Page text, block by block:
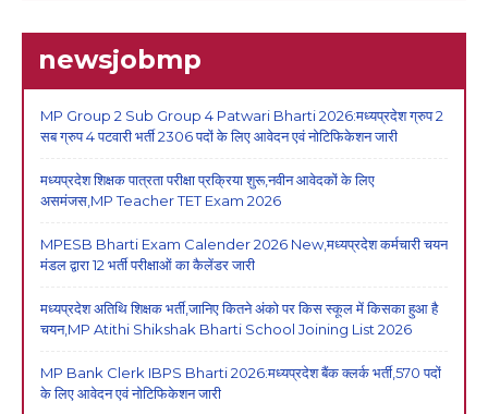
newsjobmp
MP Group 2 Sub Group 4 Patwari Bharti 2026:मध्यप्रदेश ग्रुप 2
सब ग्रुप 4 पटवारी भर्ती 2306 पदों के लिए आवेदन एवं नोटिफिकेशन जारी
मध्यप्रदेश शिक्षक पात्रता परीक्षा प्रक्रिया शुरू,नवीन आवेदकों के लिए
असमंजस,MP Teacher TET Exam 2026
MPESB Bharti Exam Calender 2026 New,मध्यप्रदेश कर्मचारी चयन
मंडल द्वारा 12 भर्ती परीक्षाओं का कैलेंडर जारी
मध्यप्रदेश अतिथि शिक्षक भर्ती,जानिए कितने अंको पर किस स्कूल में किसका हुआ है
चयन,MP Atithi Shikshak Bharti School Joining List 2026
MP Bank Clerk IBPS Bharti 2026:मध्यप्रदेश बैंक क्लर्क भर्ती,570 पदों
के लिए आवेदन एवं नोटिफिकेशन जारी